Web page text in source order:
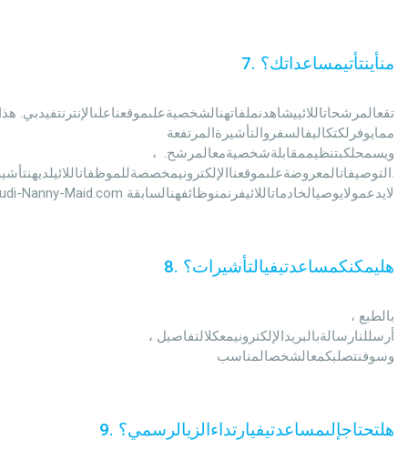
منأينتأتيمساعداتك؟ .
7
ممايوفرلكتكاليفالسفروالتأشيرةالمرتفعة
                                                Saudi-Nanny-Maid.com لايدعمولايوصيالخادماتاللائيفرنمنوظائفهنالسابقة
هليمكنكمساعدتيفيالتأشيرات؟ .
8
وسوفنتصلبكمعالشخصالمناسب
هلتحتاجإلىمساعدتيفيارتداءالزيالرسمي؟ .
9